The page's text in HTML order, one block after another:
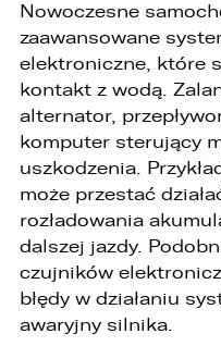
Nowoczesne
zaawansowane
elektroniczne, które
kontakt z wodą.
alternator,
komputer sterujący
uszkodzenia.
może przestać
rozładowania
dalszej jazdy.
czujników
błędy w działaniu
awaryjny silnika.